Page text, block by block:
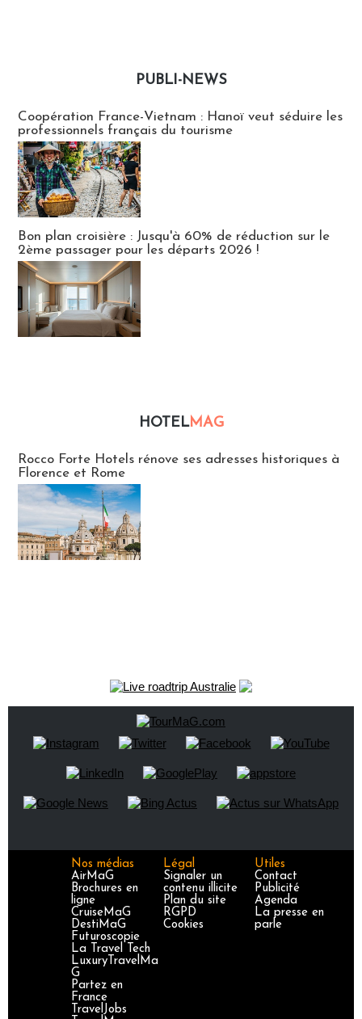
PUBLI-NEWS
Coopération France-Vietnam : Hanoï veut séduire les
professionnels français du tourisme
Bon plan croisière : Jusqu'à 60% de réduction sur le
2ème passager pour les départs 2026 !
HOTELMAG
Rocco Forte Hotels rénove ses adresses historiques à
Florence et Rome
Nos médias
AirMaG
Brochures en
ligne
CruiseMaG
DestiMaG
Futuroscopie
La Travel Tech
LuxuryTravelMa
G
Partez en
France
TravelJobs
Légal
Signaler un
contenu illicite
Plan du site
RGPD
Cookies
Utiles
Contact
Publicité
Agenda
La presse en
parle